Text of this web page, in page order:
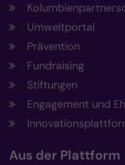
Umweltportal
Prävention
Fundraising
Stiftungen
Engagement und
Aus der Plattform